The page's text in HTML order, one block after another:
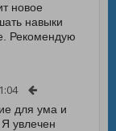
новое
навыки
Рекомендую
для ума и
увлечен